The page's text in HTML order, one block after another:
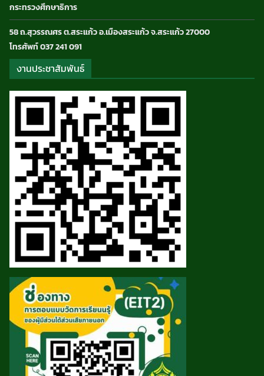
กระทรวงศึกษาธิการ
58 ถ.สุวรรณศร ต.สระแก้ว อ.เมืองสระแก้ว จ.สระแก้ว 27000
โทรศัพท์ 037 241 091
งานประชาสัมพันธ์